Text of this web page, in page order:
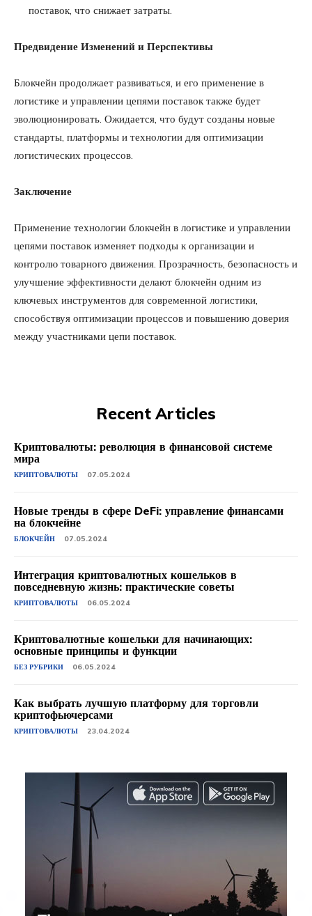
поставок, что снижает затраты.
Предвидение Изменений и Перспективы
Блокчейн продолжает развиваться, и его применение в
логистике и управлении цепями поставок также будет
эволюционировать. Ожидается, что будут созданы новые
стандарты, платформы и технологии для оптимизации
логистических процессов.
Заключение
Применение технологии блокчейн в логистике и управлении
цепями поставок изменяет подходы к организации и
контролю товарного движения. Прозрачность, безопасность и
улучшение эффективности делают блокчейн одним из
ключевых инструментов для современной логистики,
способствуя оптимизации процессов и повышению доверия
между участниками цепи поставок.
Recent Articles
Криптовалюты: революция в финансовой системе
мира
КРИПТОВАЛЮТЫ 07.05.2024
Новые тренды в сфере DeFi: управление финансами
на блокчейне
БЛОКЧЕЙН 07.05.2024
Интеграция криптовалютных кошельков в
повседневную жизнь: практические советы
КРИПТОВАЛЮТЫ 06.05.2024
Криптовалютные кошельки для начинающих:
основные принципы и функции
БЕЗ РУБРИКИ 06.05.2024
Как выбрать лучшую платформу для торговли
криптофьючерсами
КРИПТОВАЛЮТЫ 23.04.2024